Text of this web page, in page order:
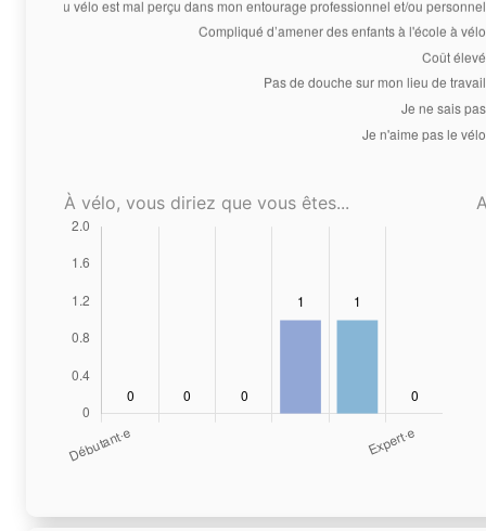
À vélo, vous diriez que vous êtes...